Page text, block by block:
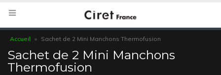
Accueil » Sachet de 2 Mini Manchons Thermofusion
Sachet de 2 Mini Manchons
Thermofusion